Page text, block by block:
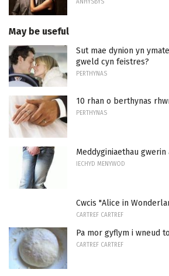
ANHYSBYS
May be useful
Sut mae dynion yn
gweld cyn feistres?
PERTHYNAS
10 rhan o berthynas
PERTHYNAS
Meddyginiaethau
IECHYD MENYWOD
Cwcis "Alice in
CARTREF CARTREF
Pa mor gyflym i wneud
CARTREF CARTREF